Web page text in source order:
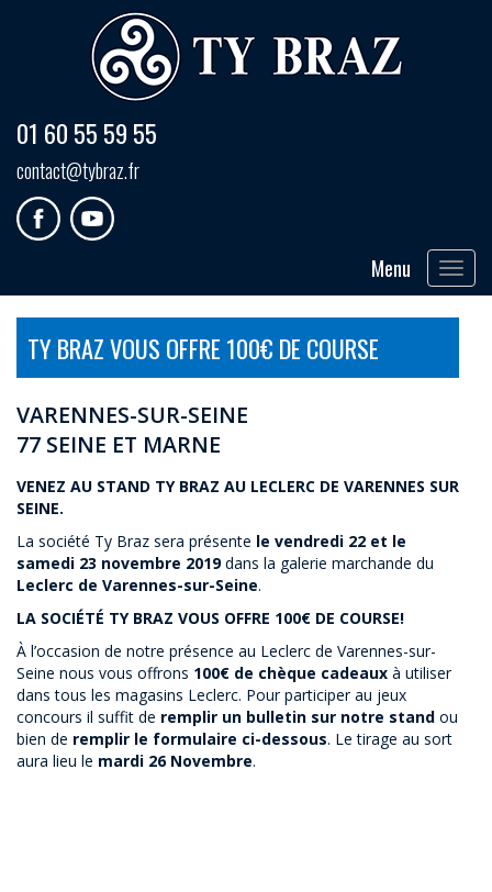
01 60 55 59 55
contact@tybraz.fr
Toggle
Menu
TY BRAZ VOUS OFFRE 100€ DE COURSE
VARENNES-SUR-SEINE
77 SEINE ET MARNE
VENEZ AU STAND TY BRAZ AU LECLERC DE VARENNES SUR
SEINE.
La société Ty Braz sera présente le vendredi 22 et le
samedi 23 novembre 2019dans la galerie marchande du
Leclerc de Varennes-sur-Seine.
LA SOCIÉTÉ TY BRAZ VOUS OFFRE 100€ DE COURSE!
À l’occasion de notre présence au Leclerc de Varennes-sur-
Seine nous vous offrons 100€ de chèque cadeaux à utiliser
dans tous les magasins Leclerc. Pour participer au jeux
concours il suffit de remplir un bulletin sur notre stand ou
bien de remplir le formulaire ci-dessous. Le tirage au sort
aura lieu le mardi 26 Novembre.